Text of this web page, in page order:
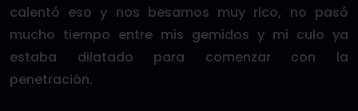
calentó eso y nos besamos muy rico, no pasó
mucho tiempo entre mis gemidos y mi culo ya
estaba dilatado para comenzar con la
penetración.